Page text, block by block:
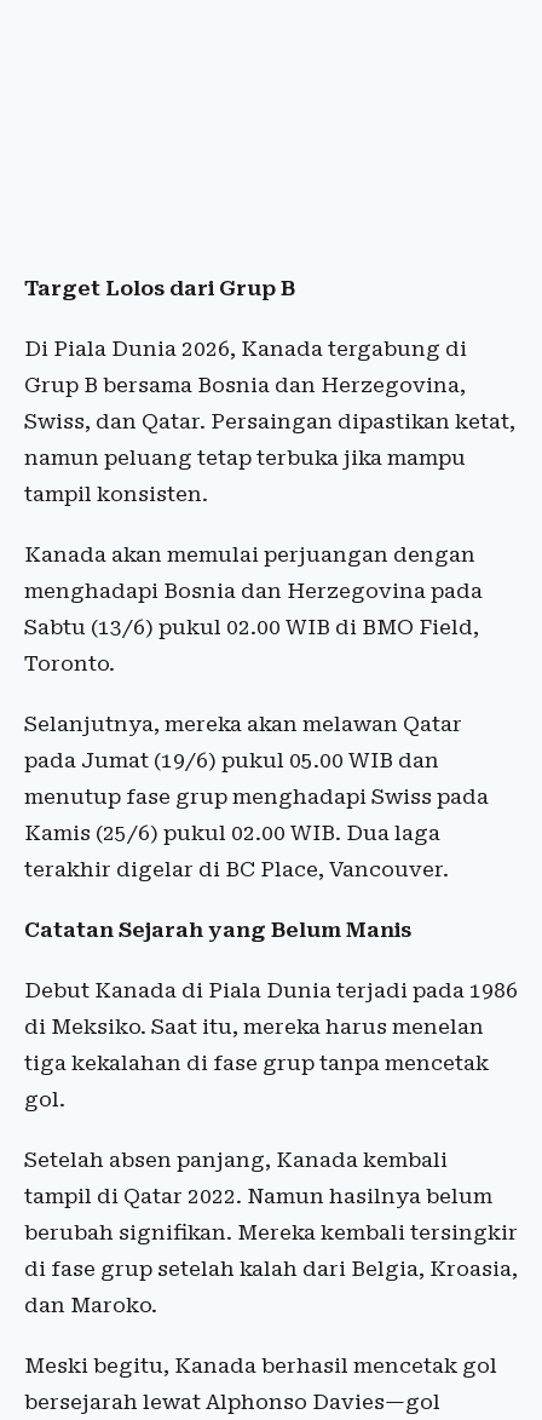
Target Lolos dari Grup B
Di Piala Dunia 2026, Kanada tergabung di
Grup B bersama Bosnia dan Herzegovina,
Swiss, dan Qatar. Persaingan dipastikan ketat,
namun peluang tetap terbuka jika mampu
tampil konsisten.
Kanada akan memulai perjuangan dengan
menghadapi Bosnia dan Herzegovina pada
Sabtu (13/6) pukul 02.00 WIB di BMO Field,
Toronto.
Selanjutnya, mereka akan melawan Qatar
pada Jumat (19/6) pukul 05.00 WIB dan
menutup fase grup menghadapi Swiss pada
Kamis (25/6) pukul 02.00 WIB. Dua laga
terakhir digelar di BC Place, Vancouver.
Catatan Sejarah yang Belum Manis
Debut Kanada di Piala Dunia terjadi pada 1986
di Meksiko. Saat itu, mereka harus menelan
tiga kekalahan di fase grup tanpa mencetak
gol.
Setelah absen panjang, Kanada kembali
tampil di Qatar 2022. Namun hasilnya belum
berubah signifikan. Mereka kembali tersingkir
di fase grup setelah kalah dari Belgia, Kroasia,
dan Maroko.
Meski begitu, Kanada berhasil mencetak gol
bersejarah lewat Alphonso Davies—gol